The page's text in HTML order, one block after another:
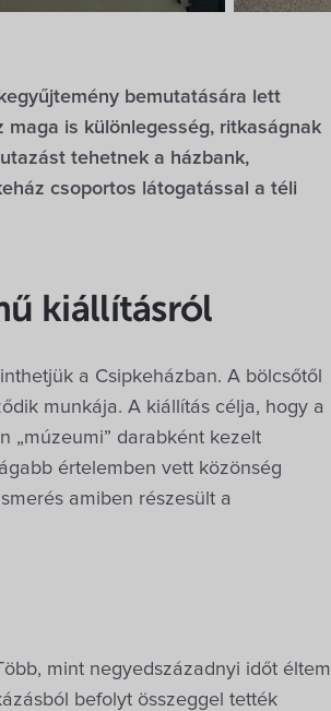
bemutatására lett
maga is különlegesség, ritkaságnak
tehetnek a házbank,
csoportos látogatással a téli
kiállításról
a Csipkeházban. A bölcsőtől
munkája. A kiállítás célja, hogy a
„múzeumi” darabként kezelt
értelemben vett közönség
amiben részesült a
mint negyedszázadnyi időt éltem
befolyt összeggel tették